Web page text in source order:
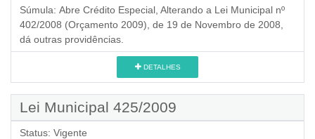
Súmula: Abre Crédito Especial, Alterando a Lei Municipal nº
402/2008 (Orçamento 2009), de 19 de Novembro de 2008,
dá outras providências.
DETALHES
Lei Municipal 425/2009
Status: Vigente